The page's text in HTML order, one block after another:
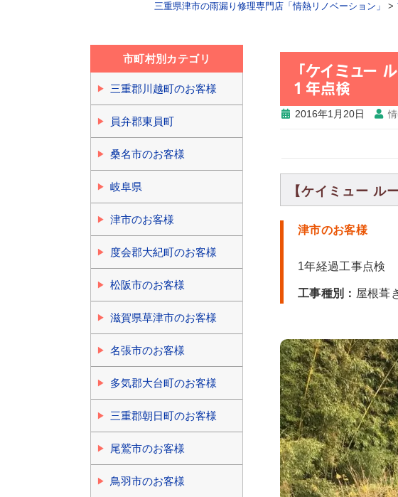
三重県津市の雨漏り修理専門店「情熱リノベーション」 >
「ケイミュー
１年点検
2016年1月20日
【ケイミュー ル
津市のお客様
1年経過工事点検
工事種別： 屋根葺
市町村別カテゴリ
三重郡川越町のお客様
員弁郡東員町
桑名市のお客様
岐阜県
津市のお客様
度会郡大紀町のお客様
松阪市のお客様
滋賀県草津市のお客様
名張市のお客様
多気郡大台町のお客様
三重郡朝日町のお客様
尾鷲市のお客様
鳥羽市のお客様